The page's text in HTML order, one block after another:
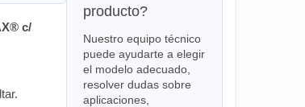
c/
producto?
Nuestro equipo técnico
puede ayudarte a elegir
el modelo adecuado,
resolver dudas sobre
aplicaciones,